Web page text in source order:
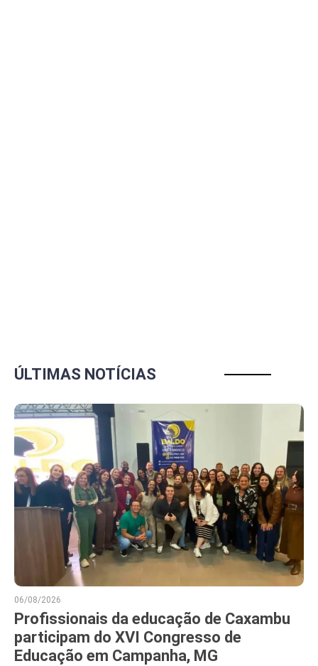
ÚLTIMAS NOTÍCIAS
06/08/2026
Profissionais da educação de Caxambu
participam do XVI Congresso de
Educação em Campanha, MG